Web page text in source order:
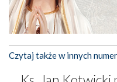
Czytaj także w innych